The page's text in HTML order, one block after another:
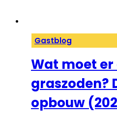
Gastblog
Wat moet
graszoden?
opbouw